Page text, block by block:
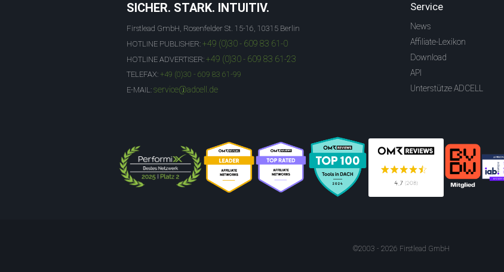
SICHER. STARK. INTUITIV.
Firstlead GmbH, Rosenfelder St. 15-16, 10315 Berlin
HOTLINE PUBLISHER: +49 (0)30 - 609 83 61-0
HOTLINE ADVERTISER: +49 (0)30 - 609 83 61-23
TELEFAX: +49 (0)30 - 609 83 61-99
E-MAIL: service@adcell.de
Service
News
Affiliate-Lexikon
Download
API
Unterstütze ADCELL
©2003 - 2026 Firstlead GmbH